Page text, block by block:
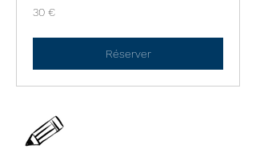
euros
30 €
Réserver